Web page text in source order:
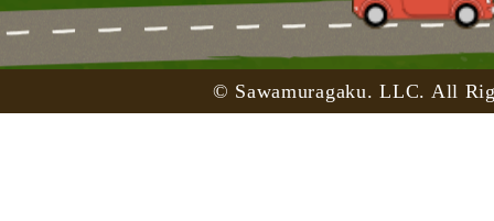
© Sawamuragaku. LLC. All